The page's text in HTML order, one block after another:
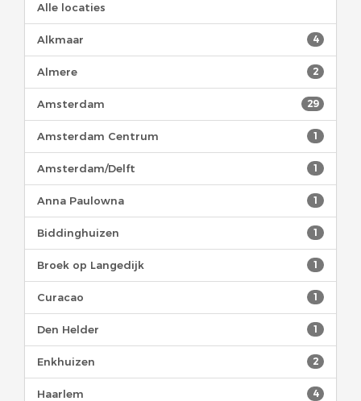
Alle locaties
4
Alkmaar
2
Almere
29
Amsterdam
1
Amsterdam Centrum
1
Amsterdam/Delft
1
Anna Paulowna
1
Biddinghuizen
1
Broek op Langedijk
1
Curacao
1
Den Helder
2
Enkhuizen
4
Haarlem